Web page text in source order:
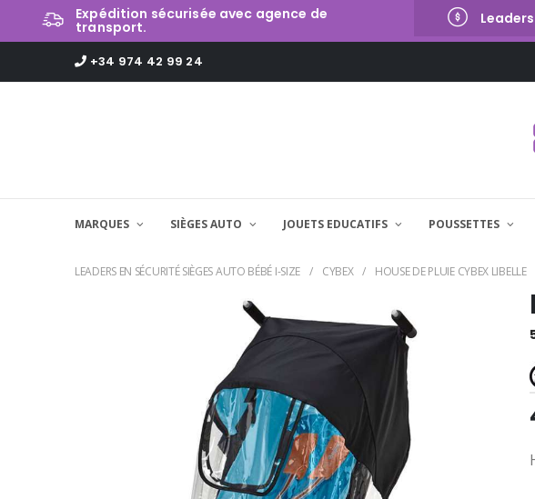
Expédition sécurisée avec agence de
transport.
+34 974 42 99 24
MARQUES SIÈGES AUTO JOUETS EDUCATIFS POUSSETTES
LEADERS EN SÉCURITÉ SIÈGES AUTO BÉBÉ I-SIZE CYBEX HOUSE DE PLUIE CYBEX LIBELLE